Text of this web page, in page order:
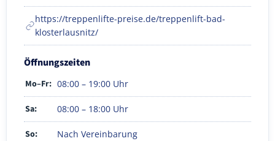
https://treppenlifte-preise.de/treppenlift-bad-
klosterlausnitz/
Öffnungszeiten
Mo–Fr: 08:00 – 19:00 Uhr
Sa: 08:00 – 18:00 Uhr
So: Nach Vereinbarung